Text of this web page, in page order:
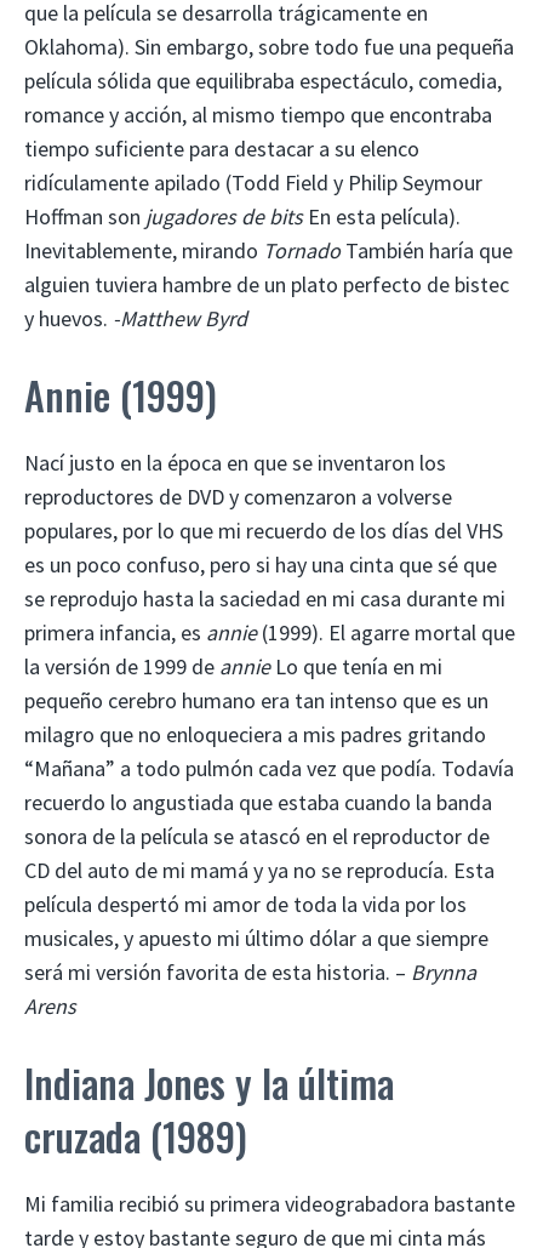
que la película se desarrolla trágicamente en
Oklahoma). Sin embargo, sobre todo fue una pequeña
película sólida que equilibraba espectáculo, comedia,
romance y acción, al mismo tiempo que encontraba
tiempo suficiente para destacar a su elenco
ridículamente apilado (Todd Field y Philip Seymour
Hoffman son jugadores de bitsEn esta película).
Inevitablemente, mirando TornadoTambién haría que
alguien tuviera hambre de un plato perfecto de bistec
y huevos. -Matthew Byrd
Annie (1999)
Nací justo en la época en que se inventaron los
reproductores de DVD y comenzaron a volverse
populares, por lo que mi recuerdo de los días del VHS
es un poco confuso, pero si hay una cinta que sé que
se reprodujo hasta la saciedad en mi casa durante mi
primera infancia, es annie(1999). El agarre mortal que
la versión de 1999 de annie Lo que tenía en mi
pequeño cerebro humano era tan intenso que es un
milagro que no enloqueciera a mis padres gritando
“Mañana” a todo pulmón cada vez que podía. Todavía
recuerdo lo angustiada que estaba cuando la banda
sonora de la película se atascó en el reproductor de
CD del auto de mi mamá y ya no se reproducía. Esta
película despertó mi amor de toda la vida por los
musicales, y apuesto mi último dólar a que siempre
será mi versión favorita de esta historia. – Brynna
Arens
Indiana Jones y la última
cruzada (1989)
Mi familia recibió su primera videograbadora bastante
tarde y estoy bastante seguro de que mi cinta más